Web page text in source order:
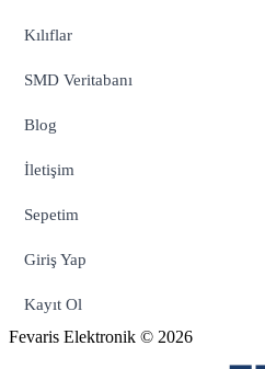
Kılıflar
SMD Veritabanı
Blog
İletişim
Sepetim
Giriş Yap
Kayıt Ol
Fevaris Elektronik © 2026